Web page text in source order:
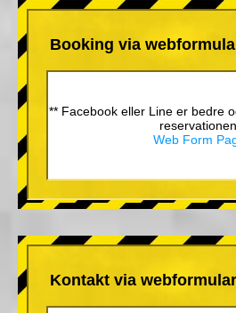
Booking via
** Facebook eller Line er bedre
reservationen.
Web Form
Kontakt via webformular